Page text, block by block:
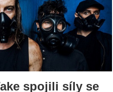
spojili síly se